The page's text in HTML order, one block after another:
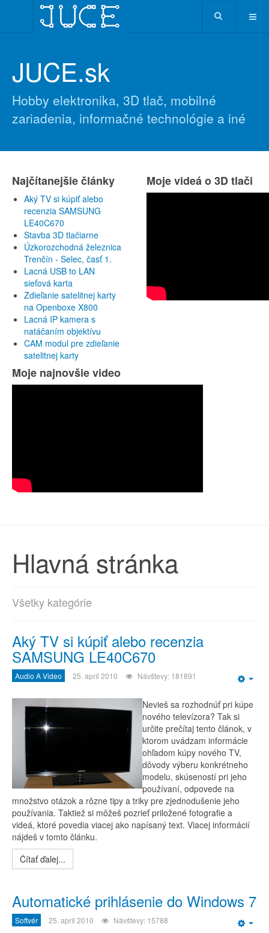
JUCE.sk
Hobby elektronika, 3D tlač, mobilné
zariadenia, informačné technológie a iné
Najčítanejšie články
Aký TV si kúpiť alebo
recenzia SAMSUNG
LE40C670
Stavba 3D tlačiarne
Úzkorozchodná železnica
Trenčín - Selec, časť 1.
Lacná USB to LAN
sieťová karta
Zdieľanie satelitnej karty
na Openboxe X800
Lacná IP kamera s
natáčaním objektívu
CAM modul pre zdieľanie
satelitnej karty
Moje videá o 3D tlači
Moje najnovšie video
Hlavná stránka
Všetky kategórie
Aký TV si kúpiť alebo recenzia
SAMSUNG LE40C670
Audio A Video 25. apríl 2010 Návštevy: 181891
Nevieš sa rozhodnúť pri kúpe
nového televízora? Tak si
určite prečítaj tento článok, v
ktorom uvádzam informácie
ohľadom kúpy nového TV,
dôvody výberu konkrétneho
modelu, skúseností pri jeho
používaní, odpovede na
množstvo otázok a rôzne tipy a triky pre zjednodušenie jeho
používania. Taktiež si môžeš pozrieť priložené fotografie a
videá, ktoré povedia viacej ako napísaný text. Viacej informácií
nájdeš v tomto článku.
Čítať ďalej...
Automatické prihlásenie do Windows 7
Softvér 25. apríl 2010 Návštevy: 15788